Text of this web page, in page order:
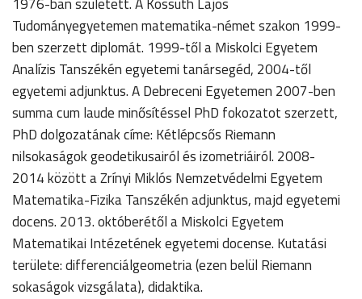
Tudományegyetemen matematika-német szakon 1999-
ben szerzett diplomát. 1999-től a Miskolci Egyetem
Analízis Tanszékén egyetemi tanársegéd, 2004-től
egyetemi adjunktus. A Debreceni Egyetemen 2007-ben
summa cum laude minősítéssel PhD fokozatot szerzett,
PhD dolgozatának címe: Kétlépcsős Riemann
nilsokaságok geodetikusairól és izometriáiról. 2008-
2014 között a Zrínyi Miklós Nemzetvédelmi Egyetem
Matematika-Fizika Tanszékén adjunktus, majd egyetemi
docens. 2013. októberétől a Miskolci Egyetem
Matematikai Intézetének egyetemi docense. Kutatási
területe: differenciálgeometria (ezen belül Riemann
sokaságok vizsgálata), didaktika.